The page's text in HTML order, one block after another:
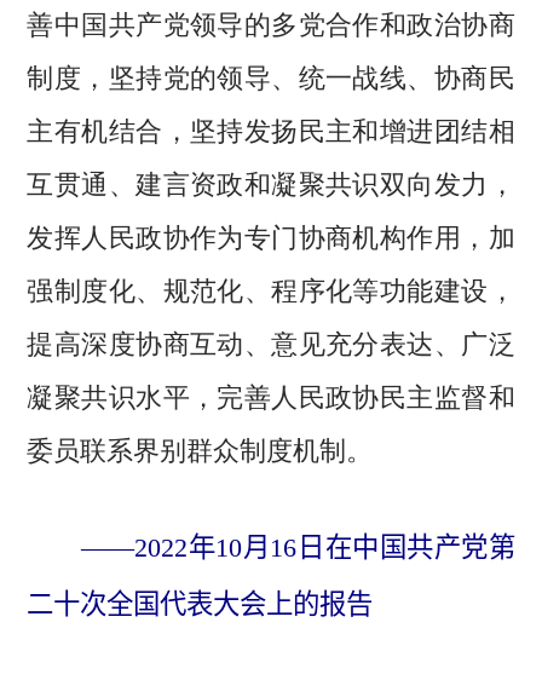
善中国共产党领导的多党合作和政治协商
制度，坚持党的领导、统一战线、协商民
主有机结合，坚持发扬民主和增进团结相
互贯通、建言资政和凝聚共识双向发力，
发挥人民政协作为专门协商机构作用，加
强制度化、规范化、程序化等功能建设，
提高深度协商互动、意见充分表达、广泛
凝聚共识水平，完善人民政协民主监督和
委员联系界别群众制度机制。
——2022年10月16日在中国共产党第
二十次全国代表大会上的报告